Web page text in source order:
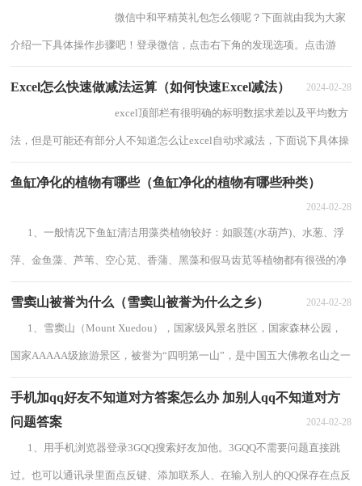
微信中和平精英礼包怎么领呢？下面就由我为大家
介绍一下具体操作步骤吧！登录微信，点击右下角的发现选项。点击游
Excel怎么快速做减法运算（如何快速Excel减法） 2024-02-28
excel顶部栏有很明确的标明数据求差以及平均数方
法，但是可能还有部分人不知道怎么让excel自动求减法，下面说下具体操
鱼缸净化的植物有哪些（鱼缸净化的植物有哪些种类）
2024-02-28
1、一般情况下鱼缸清洁用藻类植物较好：如眼莲(水葫芦)、水葱、浮
萍、金鱼藻、芦苇、空心苋、香蒲、黑藻和假马齿苋等植物都有很强的净
雪窦山被誉为什么（雪窦山被誉为什么之乡） 2024-02-28
1、雪窦山（Mount Xuedou），国家级风景名胜区，国家森林公园，
国家AAAAA级旅游景区，被誉为“四明第一山”，是中国五大佛教名山之一
手机加qq好友不知道对方答案怎么办 加别人qq不知道对方
问题答案
2024-02-28
1、用手机浏览器登录3GQQ搜索好友加他。3GQQ不需要问题直接跳
过。也可以通讯录里面点反键、添加联系人、在输入别人的QQ保存在点反